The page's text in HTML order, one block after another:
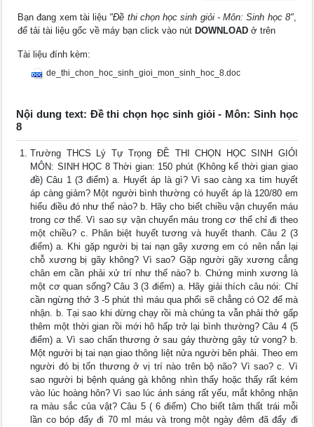
Bạn đang xem tài liệu "Đề thi chọn học sinh giỏi - Môn: Sinh học 8",
để tải tài liệu gốc về máy bạn click vào nút DOWNLOAD ở trên
Tài liệu đính kèm:
de_thi_chon_hoc_sinh_gioi_mon_sinh_hoc_8.doc
Nội dung text: Đề thi chọn học sinh giỏi - Môn: Sinh học
8
Trường THCS Lý Tự Trọng ĐỀ THI CHỌN HỌC SINH GIỎI
MÔN: SINH HỌC 8 Thời gian: 150 phút (Không kể thời gian giao
đề) Câu 1 (3 điểm) a. Huyết áp là gì? Vì sao càng xa tim huyết
áp càng giảm? Một người bình thường có huyết áp là 120/80 em
hiểu điều đó như thế nào? b. Hãy cho biết chiều vận chuyển máu
trong cơ thể. Vì sao sự vận chuyển máu trong cơ thể chỉ đi theo
một chiều? c. Phân biệt huyết tương và huyết thanh. Câu 2 (3
điểm) a. Khi gặp người bị tai nạn gãy xương em có nên nắn lại
chỗ xương bị gãy không? Vì sao? Gặp người gãy xương cẳng
chân em cần phải xử trí như thế nào? b. Chứng minh xương là
một cơ quan sống? Câu 3 (3 điểm) a. Hãy giải thích câu nói: Chỉ
cần ngừng thở 3 -5 phút thì máu qua phổi sẽ chẳng có O2 để mà
nhận. b. Tại sao khi dừng chạy rồi mà chúng ta vẫn phải thở gấp
thêm một thời gian rồi mới hô hấp trở lại bình thường? Câu 4 (5
điểm) a. Vì sao chấn thương ở sau gáy thường gây tử vong? b.
Một người bị tai nạn giao thông liệt nửa người bên phải. Theo em
người đó bị tổn thương ở vị trí nào trên bộ não? Vì sao? c. Vì
sao người bị bệnh quáng gà không nhìn thấy hoặc thấy rất kém
vào lúc hoàng hôn? Vì sao lúc ánh sáng rất yếu, mắt không nhận
ra màu sắc của vật? Câu 5 ( 6 điểm) Cho biết tâm thất trái mỗi
lần co bóp đẩy đi 70 ml máu và trong một ngày đêm đã đẩy đi